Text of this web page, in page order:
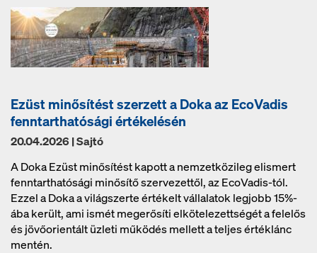
Ezüst minősítést szerzett a Doka az EcoVadis
fenntarthatósági értékelésén
20.04.2026 | Sajtó
A Doka Ezüst minősítést kapott a nemzetközileg elismert
fenntarthatósági minősítő szervezettől, az EcoVadis-tól.
Ezzel a Doka a világszerte értékelt vállalatok legjobb 15%-
ába került, ami ismét megerősíti elkötelezettségét a felelős
és jövőorientált üzleti működés mellett a teljes értéklánc
mentén.